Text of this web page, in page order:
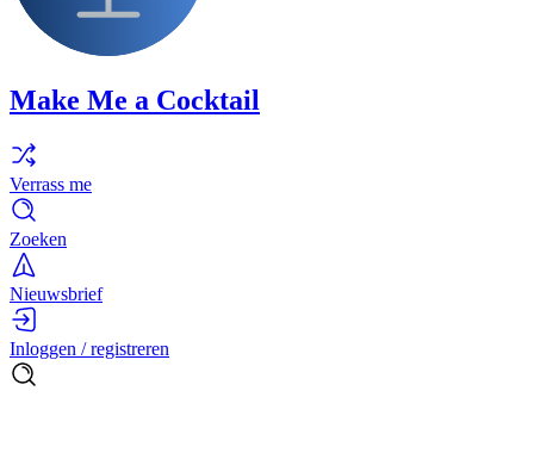
Make Me a Cocktail
Verrass me
Zoeken
Nieuwsbrief
Inloggen / registreren